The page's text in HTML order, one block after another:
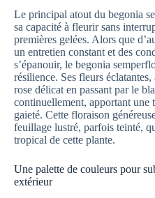
Le principal atout du begonia
sa capacité à fleurir sans
premières gelées. Alors que
un entretien constant et des
s’épanouir, le begonia
résilience. Ses fleurs
rose délicat en passant par le
continuellement, apportant une
gaieté. Cette floraison
feuillage lustré, parfois teinté,
tropical de cette plante.
Une palette de couleurs pour
extérieur